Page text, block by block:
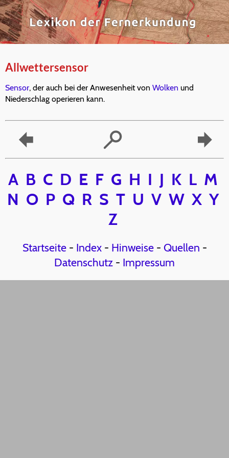
Allwettersensor
Sensor, der auch bei der Anwesenheit von Wolken und
Niederschlag operieren kann.
A B C D E F G H I J K L M
N O P Q R S T U V W X Y
Z
Startseite- Index- Hinweise- Quellen -
Datenschutz - Impressum